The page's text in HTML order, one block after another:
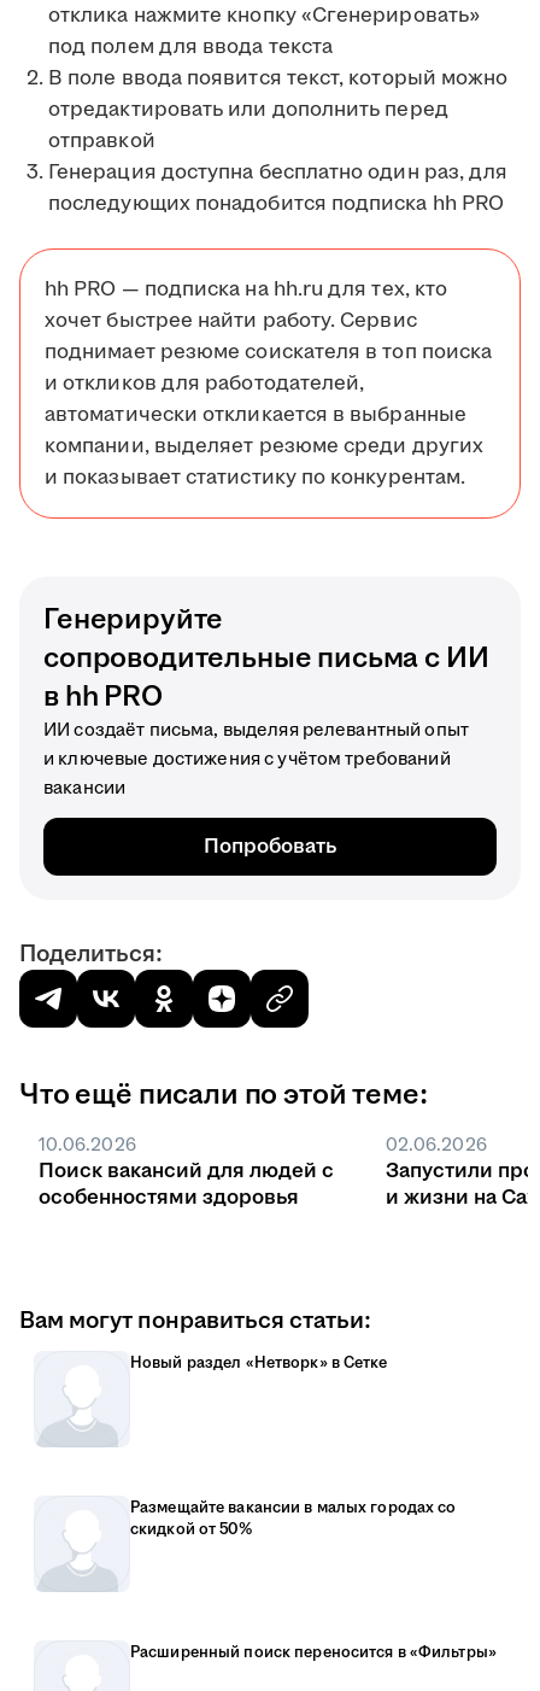
отклика нажмите кнопку «Сгенерировать»
под полем для ввода текста
В поле ввода появится текст, который можно
отредактировать или дополнить перед
отправкой
Генерация доступна бесплатно один раз, для
последующих понадобится подписка hh PRO
hh PRO — подписка на hh.ru для тех, кто
хочет быстрее найти работу. Сервис
поднимает резюме соискателя в топ поиска
и откликов для работодателей,
автоматически откликается в выбранные
компании, выделяет резюме среди других
и показывает статистику по конкурентам.
Генерируйте
сопроводительные письма с ИИ
в hh PRO
ИИ создаёт письма, выделяя релевантный опыт
и ключевые достижения с учётом требований
вакансии
Попробовать
Поделиться:
Что ещё писали по этой теме:
10.06.2026
Поиск вакансий для людей с
особенностями здоровья
02.06.2026
Запустили
и жизни на
Вам могут понравиться статьи:
Новый раздел «Нетворк» в Сетке
Размещайте вакансии в малых городах со
скидкой от 50%
Расширенный поиск переносится в «Фильтры»